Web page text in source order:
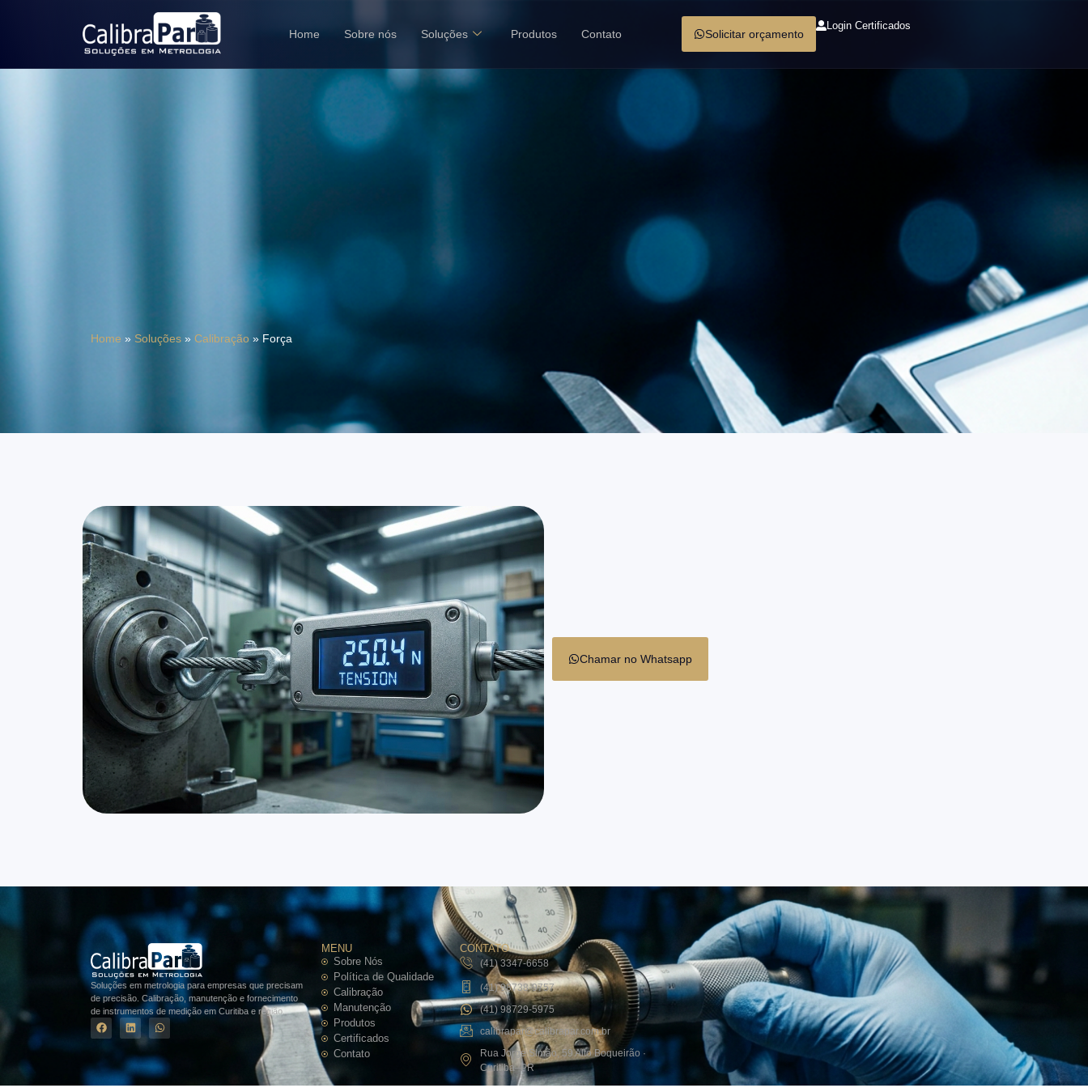
Home Sobre nós Soluções Produtos Contato Solicitar orçamento
Login Certificados
Home » Soluções » Calibração » Força
Chamar no Whatsapp
Soluções em metrologia para empresas que precisam
de precisão. Calibração, manutenção e fornecimento
de instrumentos de medição em Curitiba e região.
MENU
Sobre Nós
Política de Qualidade
Calibração
Manutenção
Produtos
Certificados
Contato
CONTATO
(41) 3347-6658
(41) 98738-9757
(41) 98729-5975
calibrapar@calibrapar.com.br
Rua Jorge Simão, 59 Alto Boqueirão ·
Curitiba–PR